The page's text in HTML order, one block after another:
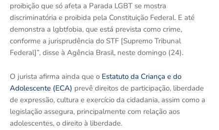
proibição que só afeta a Parada LGBT se mostra
discriminatória e proibida pela Constituição Federal. E até
demonstra a lgbtfobia, que está prevista como crime,
conforme a jurisprudência do STF [Supremo Tribunal
Federal]”, disse à Agência Brasil, neste domingo (24).
O jurista afirma ainda que o Estatuto da Criança e do
Adolescente (ECA) prevê direitos de participação, liberdade
de expressão, cultura e exercício da cidadania, assim como a
legislação assegura, principalmente com relação aos
adolescentes, o direito à liberdade.